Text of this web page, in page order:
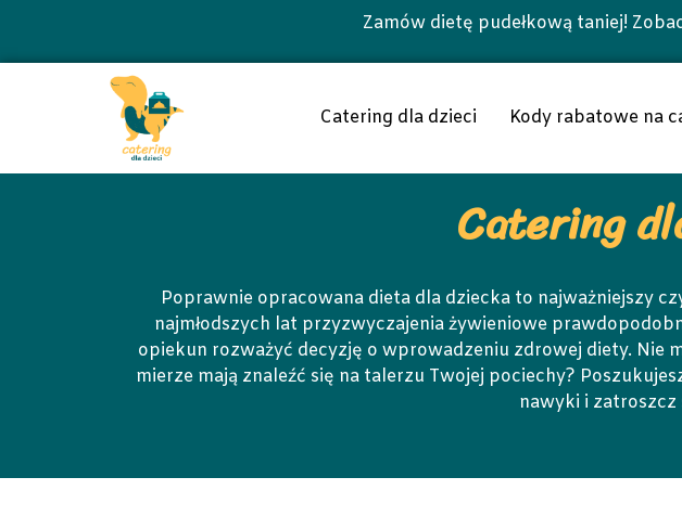
Zamów dietę pudełkową taniej!
Catering dla dzieci Kody rabatowe na
Catering
Poprawnie opracowana dieta dla dziecka to najważniejszy
najmłodszych lat przyzwyczajenia żywieniowe
opiekun rozważyć decyzję o wprowadzeniu zdrowej diety. Nie
mierze mają znaleźć się na talerzu Twojej pociechy?
nawyki i zatroszcz